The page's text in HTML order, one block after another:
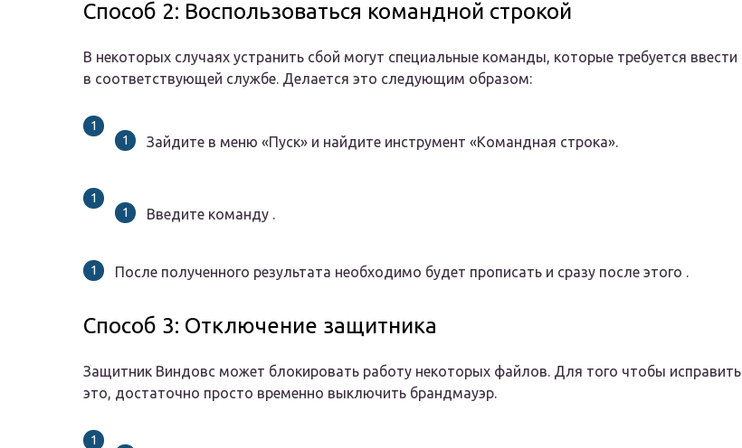
Способ 2: Воспользоваться командной строкой
В некоторых случаях устранить сбой могут специальные команды, которые требуется ввести
в соответствующей службе. Делается это следующим образом:
Зайдите в меню «Пуск» и найдите инструмент «Командная строка».
Введите команду .
После полученного результата необходимо будет прописать и сразу после этого .
Способ 3: Отключение защитника
Защитник Виндовс может блокировать работу некоторых файлов. Для того чтобы исправить
это, достаточно просто временно выключить брандмауэр.